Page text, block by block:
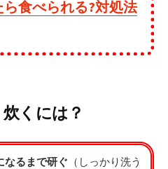
食べられる?対処法
くには？
なるまで研ぐ （しっかり洗う